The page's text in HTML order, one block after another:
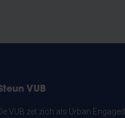
VUB
VUB zet zich als Urban